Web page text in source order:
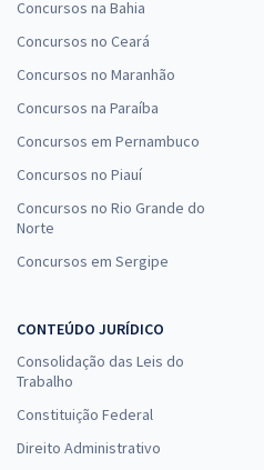
Concursos na Bahia
Concursos no Ceará
Concursos no Maranhão
Concursos na Paraíba
Concursos em Pernambuco
Concursos no Piauí
Concursos no Rio Grande do
Norte
Concursos em Sergipe
CONTEÚDO JURÍDICO
Consolidação das Leis do
Trabalho
Constituição Federal
Direito Administrativo